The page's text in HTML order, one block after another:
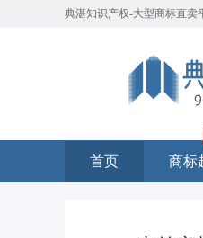
典湛知识产权-大型商标直卖
首页 商标